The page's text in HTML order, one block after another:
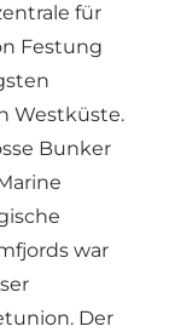
für
Festung
Westküste.
Bunker
war
Der